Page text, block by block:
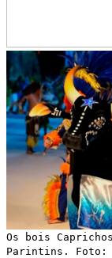
Os bois
Parintins. Foto: